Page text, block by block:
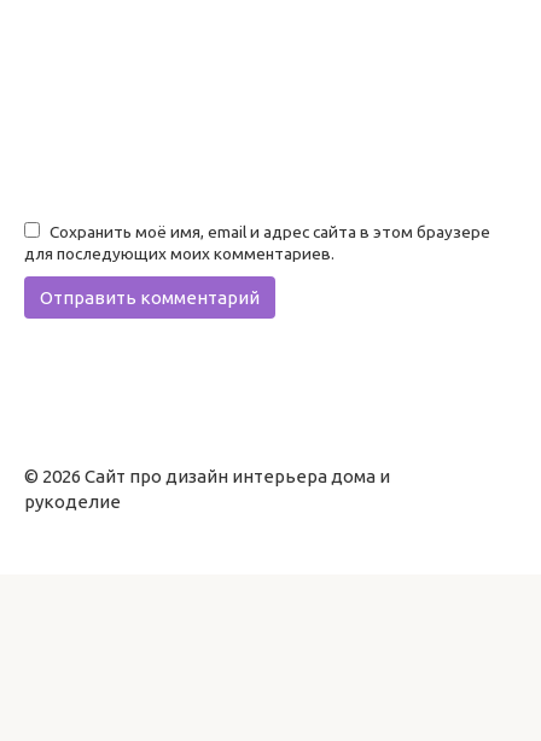
Сохранить моё имя, email и адрес сайта в этом браузере
для последующих моих комментариев.
© 2026 Сайт про дизайн интерьера дома и
рукоделие